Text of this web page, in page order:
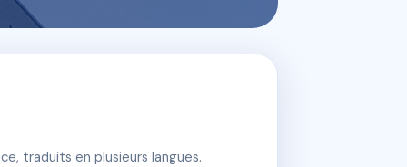
traduits en plusieurs langues.